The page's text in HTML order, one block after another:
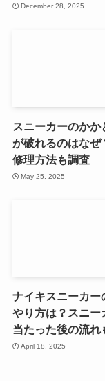
December 28, 2025
スニーカーのかか
が破れるのはなぜ
修理方法も調査
May 25, 2025
ナイキスニーカー
やり方は？スニー
当たった後の流れ
April 18, 2025